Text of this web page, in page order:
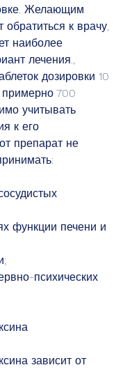
Желающим
обратиться к врачу,
наиболее
лечения.,
дозировки 10
примерно 700
учитывать
к его
препарат не
функции печени и
психических
зависит от